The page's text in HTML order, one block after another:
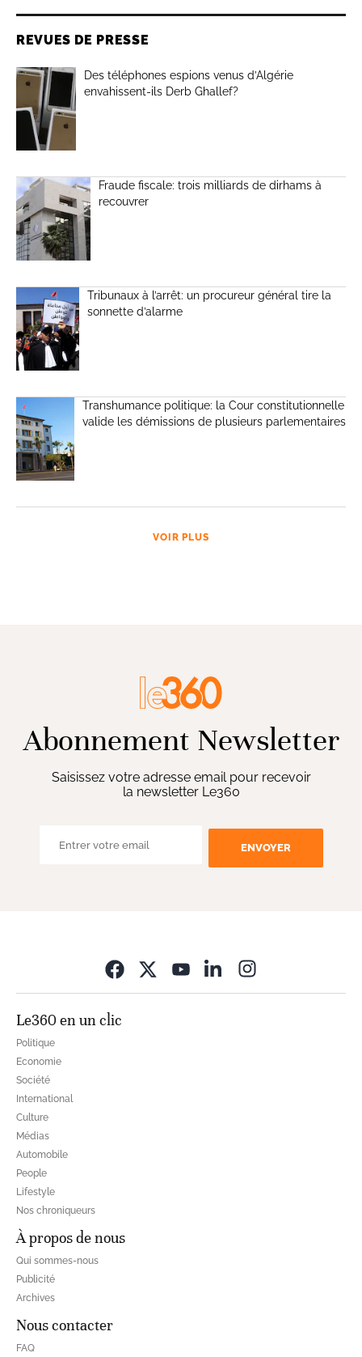
REVUES DE PRESSE
Des téléphones espions venus d’Algérie
envahissent-ils Derb Ghallef?
Fraude fiscale: trois milliards de dirhams à
recouvrer
Tribunaux à l’arrêt: un procureur général tire la
sonnette d’alarme
Transhumance politique: la Cour constitutionnelle
valide les démissions de plusieurs parlementaires
VOIR PLUS
Abonnement Newsletter
Saisissez votre adresse email pour recevoir
la newsletter Le360
ENVOYER
Le360 en un clic
Politique
Economie
Société
International
Culture
Médias
Automobile
People
Lifestyle
Nos chroniqueurs
À propos de nous
Qui sommes-nous
Publicité
Archives
Nous contacter
FAQ